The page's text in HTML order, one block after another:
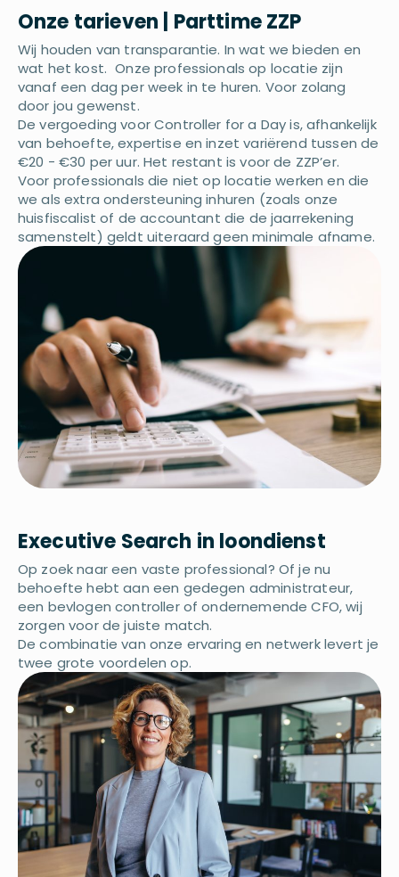
Onze tarieven | Parttime ZZP
Wij houden van transparantie. In wat we bieden en
wat het kost. Onze professionals op locatie zijn
vanaf een dag per week in te huren. Voor zolang
door jou gewenst.
De vergoeding voor Controller for a Day is, afhankelijk
van behoefte, expertise en inzet variërend tussen de
€20 - €30 per uur. Het restant is voor de ZZP’er.
Voor professionals die niet op locatie werken en die
we als extra ondersteuning inhuren (zoals onze
huisfiscalist of de accountant die de jaarrekening
samenstelt) geldt uiteraard geen minimale afname.
Executive Search in loondienst
Op zoek naar een vaste professional? Of je nu
behoefte hebt aan een gedegen administrateur,
een bevlogen controller of ondernemende CFO, wij
zorgen voor de juiste match.
De combinatie van onze ervaring en netwerk levert je
twee grote voordelen op.